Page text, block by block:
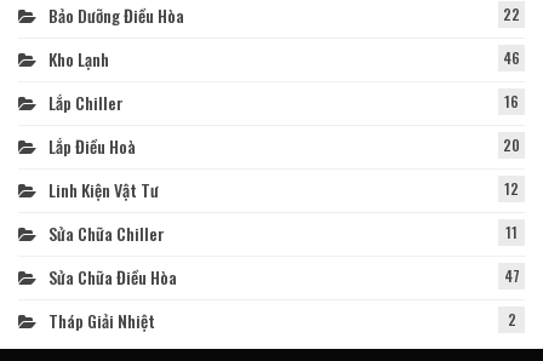
Bảo Dưỡng Điều Hòa 22
Kho Lạnh 46
Lắp Chiller 16
Lắp Điều Hoà 20
Linh Kiện Vật Tư 12
Sửa Chữa Chiller 11
Sửa Chữa Điều Hòa 47
Tháp Giải Nhiệt 2